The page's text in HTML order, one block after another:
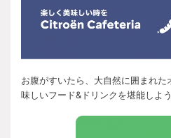
お腹がすいたら、大自然に囲まれ
味しいフード&ドリンクを堪能しよ